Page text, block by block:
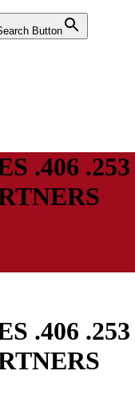
Button
.406
.406